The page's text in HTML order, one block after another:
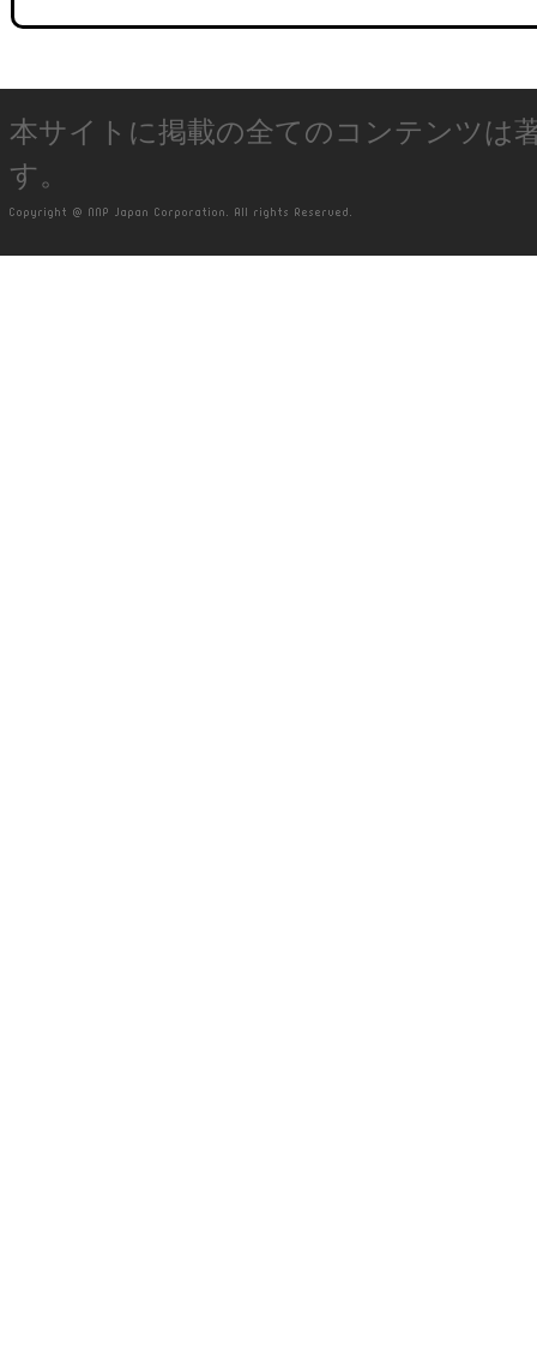
本サイトに掲載の全てのコンテンツは
す。